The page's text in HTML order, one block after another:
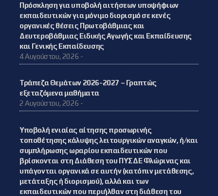
Πρόσκληση για υποβολή αιτήσεων υποψήφιων
εκπαιδευτικών για μόνιμο διορισμό σε κενές
οργανικές θέσεις Πρωτοβάθμιας και
Δευτεροβάθμιας Ειδικής Αγωγής και Εκπαίδευσης
και Γενικής Εκπαίδευσης
4 Αυγούστου, 2026 -
Τράπεζα Θεμάτων 2026-2027 – Γραπτώς
εξεταζόμενα μαθήματα
2 Αυγούστου, 2026 -
Υποβολή ενιαίας αίτησης προσωρινής
τοποθέτησης κάλυψης λειτουργικών αναγκών, ή/και
συμπλήρωσης ωραρίου εκπαιδευτικών που
βρίσκονται στη Διάθεση του ΠΥΣΔΕ Φλώρινας και
υπάγονται οργανικά σε αυτήν (κατόπιν μετάθεσης,
μετάταξης ή διορισμού), αλλά και των
εκπαιδευτικών που περιήλθαν στη διάθεση του